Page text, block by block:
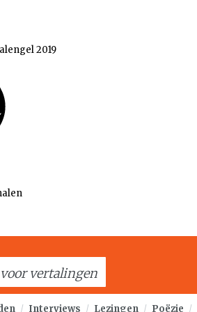
2019
vertalingen
/ Interviews / Lezingen / Poëzie /